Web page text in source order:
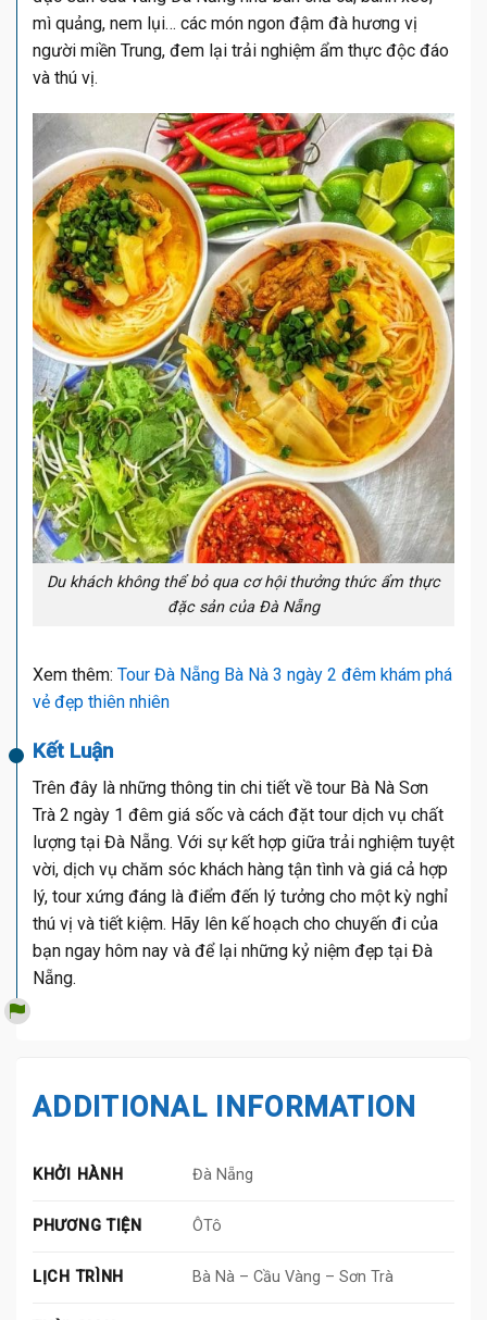
mì quảng, nem lụi… các món ngon đậm đà hương vị
người miền Trung, đem lại trải nghiệm ẩm thực độc đáo
và thú vị.
Du khách không thể bỏ qua cơ hội thưởng thức ẩm thực
đặc sản của Đà Nẵng
Xem thêm: Tour Đà Nẵng Bà Nà 3 ngày 2 đêm khám phá
vẻ đẹp thiên nhiên
Kết Luận
Trên đây là những thông tin chi tiết về tour Bà Nà Sơn
Trà 2 ngày 1 đêm giá sốc và cách đặt tour dịch vụ chất
lượng tại Đà Nẵng. Với sự kết hợp giữa trải nghiệm tuyệt
vời, dịch vụ chăm sóc khách hàng tận tình và giá cả hợp
lý, tour xứng đáng là điểm đến lý tưởng cho một kỳ nghỉ
thú vị và tiết kiệm. Hãy lên kế hoạch cho chuyến đi của
bạn ngay hôm nay và để lại những kỷ niệm đẹp tại Đà
Nẵng.
ADDITIONAL INFORMATION
KHỞI HÀNH Đà Nẵng
PHƯƠNG TIỆN ÔTô
LỊCH TRÌNH Bà Nà – Cầu Vàng – Sơn Trà